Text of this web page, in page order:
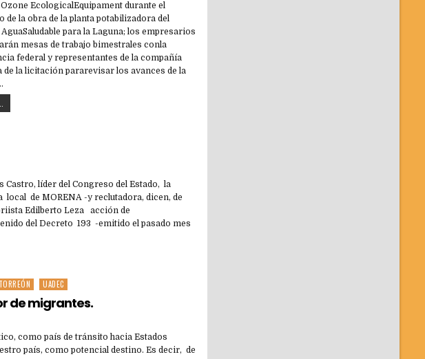
EcologicalEquipament durante el
de la obra de la planta potabilizadora del
para la Laguna; los empresarios
mesas de trabajo bimestrales conla
federal y representantes de la compañía
de la licitación pararevisar los avances de la
Castro, líder del Congreso del Estado, la
de MORENA -y reclutadora, dicen, de
Edilberto Leza acción de
del Decreto 193 -emitido el pasado mes
TORREÓN UADEC
de migrantes.
como país de tránsito hacia Estados
país, como potencial destino. Es decir, de